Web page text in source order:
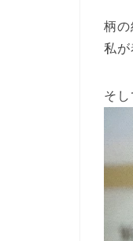
柄の
私が
そ